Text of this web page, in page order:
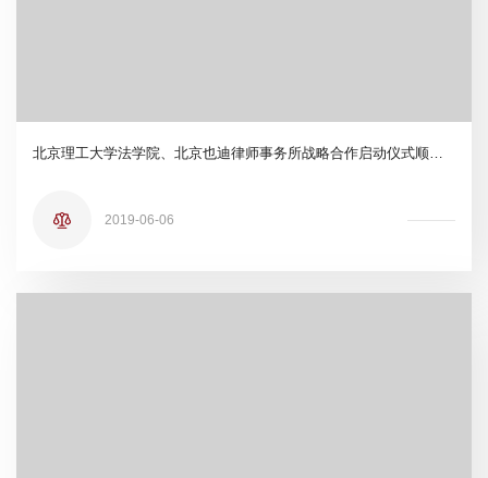
北京理工大学法学院、北京也迪律师事务所战略合作启动仪式顺利召开
2019-06-06